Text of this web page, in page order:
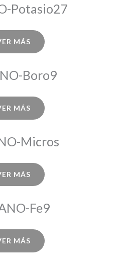
Potasio27
MÁS
Boro9
MÁS
Micros
MÁS
Fe9
MÁS